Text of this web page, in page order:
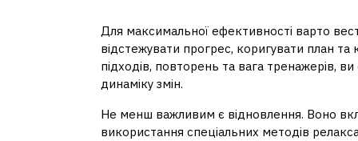
Для максимальної ефективності варто
відстежувати прогрес, коригувати план
підходів, повторень та вага тренажерів,
динаміку змін.
Не менш важливим є відновлення. Воно
використання спеціальних методів